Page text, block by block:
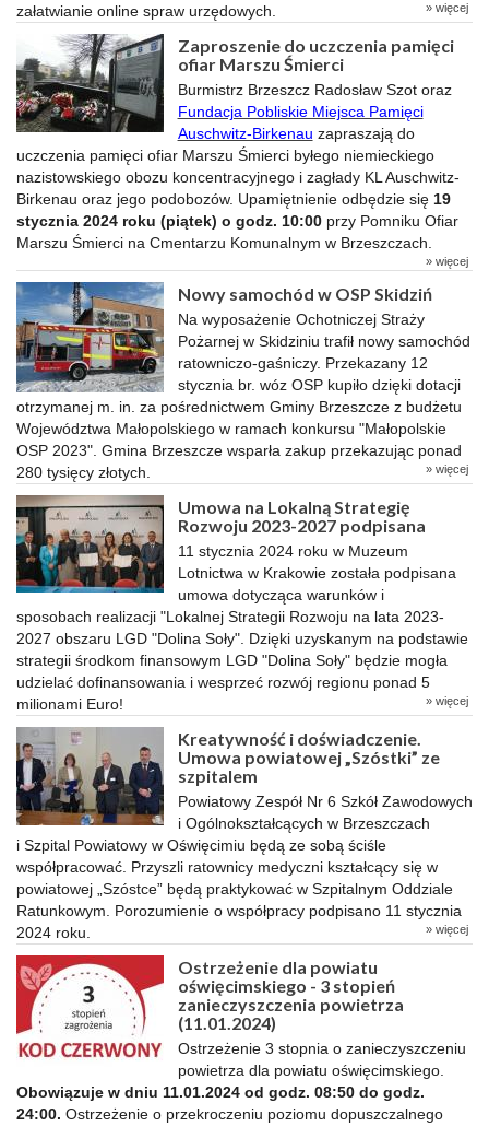
załatwianie online spraw urzędowych.
» więcej
Zaproszenie do uczczenia pamięci
ofiar Marszu Śmierci
Burmistrz Brzeszcz Radosław Szot oraz
Fundacja Pobliskie Miejsca Pamięci
Auschwitz-Birkenau zapraszają do
uczczenia pamięci ofiar Marszu Śmierci byłego niemieckiego
nazistowskiego obozu koncentracyjnego i zagłady KL Auschwitz-
Birkenau oraz jego podobozów. Upamiętnienie odbędzie się 19
stycznia 2024 roku (piątek) o godz. 10:00 przy Pomniku Ofiar
Marszu Śmierci na Cmentarzu Komunalnym w Brzeszczach.
» więcej
Nowy samochód w OSP Skidziń
Na wyposażenie Ochotniczej Straży
Pożarnej w Skidziniu trafił nowy samochód
ratowniczo-gaśniczy. Przekazany 12
stycznia br. wóz OSP kupiło dzięki dotacji
otrzymanej m. in. za pośrednictwem Gminy Brzeszcze z budżetu
Województwa Małopolskiego w ramach konkursu "Małopolskie
OSP 2023". Gmina Brzeszcze wsparła zakup przekazując ponad
280 tysięcy złotych.
» więcej
Umowa na Lokalną Strategię
Rozwoju 2023-2027 podpisana
11 stycznia 2024 roku w Muzeum
Lotnictwa w Krakowie została podpisana
umowa dotycząca warunków i
sposobach realizacji "Lokalnej Strategii Rozwoju na lata 2023-
2027 obszaru LGD "Dolina Soły". Dzięki uzyskanym na podstawie
strategii środkom finansowym LGD "Dolina Soły" będzie mogła
udzielać dofinansowania i wesprzeć rozwój regionu ponad 5
milionami Euro!
» więcej
Kreatywność i doświadczenie.
Umowa powiatowej „Szóstki” ze
szpitalem
Powiatowy Zespół Nr 6 Szkół Zawodowych
i Ogólnokształcących w Brzeszczach
i Szpital Powiatowy w Oświęcimiu będą ze sobą ściśle
współpracować. Przyszli ratownicy medyczni kształcący się w
powiatowej „Szóstce” będą praktykować w Szpitalnym Oddziale
Ratunkowym. Porozumienie o współpracy podpisano 11 stycznia
2024 roku.
» więcej
Ostrzeżenie dla powiatu
oświęcimskiego - 3 stopień
zanieczyszczenia powietrza
(11.01.2024)
Ostrzeżenie 3 stopnia o zanieczyszczeniu
powietrza dla powiatu oświęcimskiego.
Obowiązuje w dniu 11.01.2024 od godz. 08:50 do godz.
24:00. Ostrzeżenie o przekroczeniu poziomu dopuszczalnego